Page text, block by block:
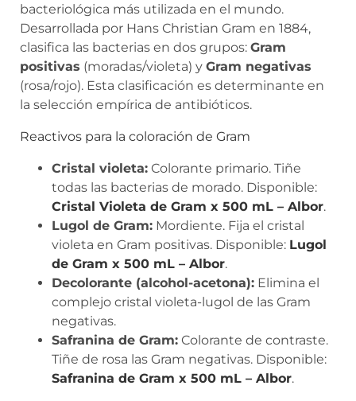
bacteriológica más utilizada en el mundo.
Desarrollada por Hans Christian Gram en 1884,
clasifica las bacterias en dos grupos: Gram
positivas (moradas/violeta) y Gram negativas
(rosa/rojo). Esta clasificación es determinante en
la selección empírica de antibióticos.
Reactivos para la coloración de Gram
Cristal violeta: Colorante primario. Tiñe
todas las bacterias de morado. Disponible:
Cristal Violeta de Gram x 500 mL – Albor.
Lugol de Gram: Mordiente. Fija el cristal
violeta en Gram positivas. Disponible: Lugol
de Gram x 500 mL – Albor.
Decolorante (alcohol-acetona): Elimina el
complejo cristal violeta-lugol de las Gram
negativas.
Safranina de Gram: Colorante de contraste.
Tiñe de rosa las Gram negativas. Disponible:
Safranina de Gram x 500 mL – Albor.